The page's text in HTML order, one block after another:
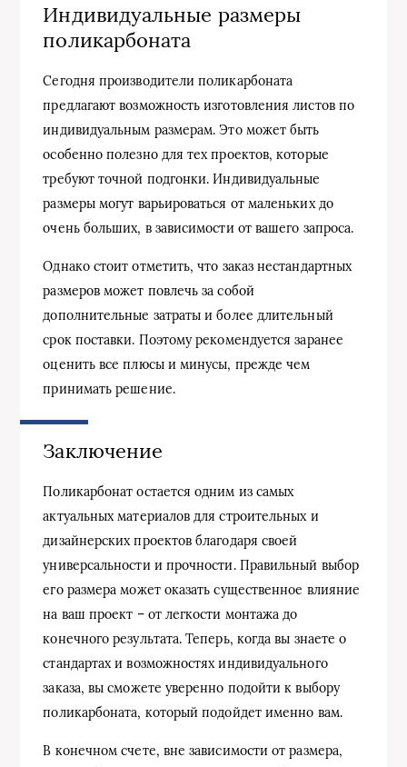
Индивидуальные размеры
поликарбоната
Сегодня производители поликарбоната
предлагают возможность изготовления листов по
индивидуальным размерам. Это может быть
особенно полезно для тех проектов, которые
требуют точной подгонки. Индивидуальные
размеры могут варьироваться от маленьких до
очень больших, в зависимости от вашего запроса.
Однако стоит отметить, что заказ нестандартных
размеров может повлечь за собой
дополнительные затраты и более длительный
срок поставки. Поэтому рекомендуется заранее
оценить все плюсы и минусы, прежде чем
принимать решение.
Заключение
Поликарбонат остается одним из самых
актуальных материалов для строительных и
дизайнерских проектов благодаря своей
универсальности и прочности. Правильный выбор
его размера может оказать существенное влияние
на ваш проект – от легкости монтажа до
конечного результата. Теперь, когда вы знаете о
стандартах и возможностях индивидуального
заказа, вы сможете уверенно подойти к выбору
поликарбоната, который подойдет именно вам.
В конечном счете, вне зависимости от размера,